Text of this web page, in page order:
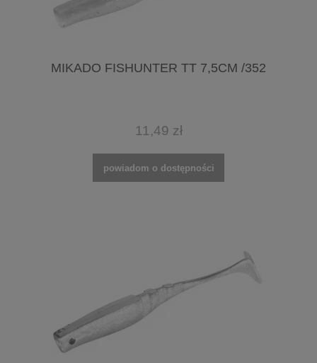
MIKADO FISHUNTER TT 7,5CM /352
11,49 zł
powiadom o dostępności